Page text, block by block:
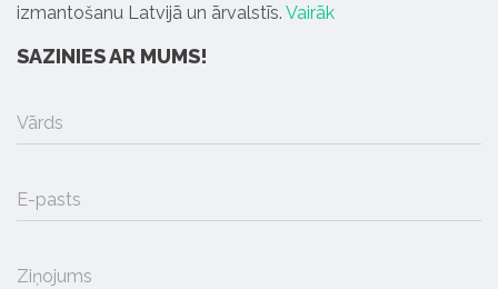
izmantošanu Latvijā un ārvalstīs. Vairāk
SAZINIES AR MUMS!
Vārds
E-pasts
Ziņojums